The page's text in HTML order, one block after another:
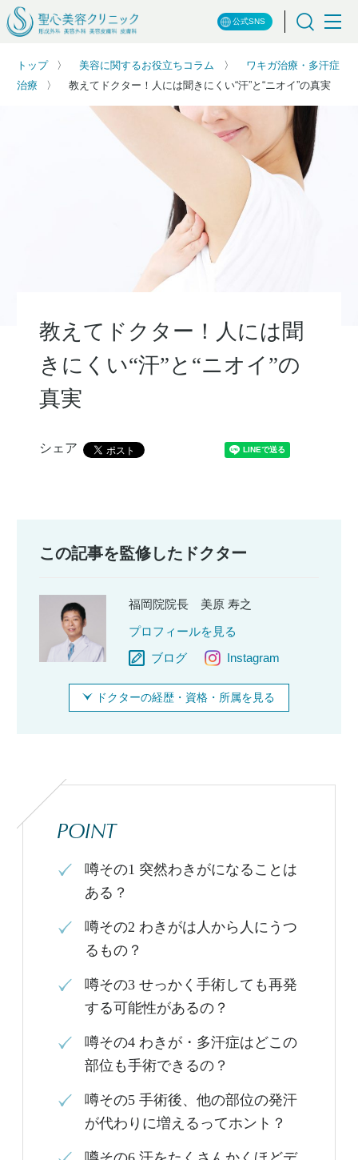
公式SNS
トップ 美容に関するお役立ちコラム
ワキガ治療・多汗症
治療
教えてドクター！人には聞きにくい“汗”と“ニオイ”の真実
教えてドクター！人には聞
きにくい“汗”と“ニオイ”の
真実
シェア
この記事を監修したドクター
福岡院院長
美原 寿之
プロフィールを見る
ブログ
Instagram
ドクターの経歴・資格・所属を見る
POINT
噂その1 突然わきがになることは
ある？
噂その2わきがは人から人にうつ
るもの？
噂その3せっかく手術しても再発
する可能性があるの？
噂その4わきが・多汗症はどこの
部位も手術できるの？
噂その5手術後、他の部位の発汗
が代わりに増えるってホント？